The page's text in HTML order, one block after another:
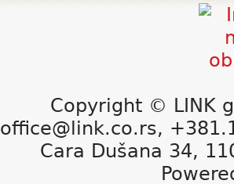
Copyright © LINK
office@link.co.rs,
Cara Dušana 34,